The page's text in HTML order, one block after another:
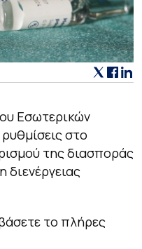
Εσωτερικών
στο
της διασποράς
το πλήρες